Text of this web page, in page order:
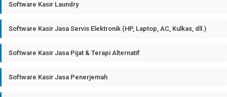
Software Kasir Laundry
Software Kasir Jasa Servis Elektronik (HP, Laptop, AC, Kulkas, dll.)
Software Kasir Jasa Pijat & Terapi Alternatif
Software Kasir Jasa Penerjemah